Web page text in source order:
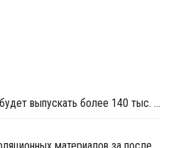
Новый завод в Хабаровске будет выпускать более 140 тыс. кв. м сэндвич-панелей в год